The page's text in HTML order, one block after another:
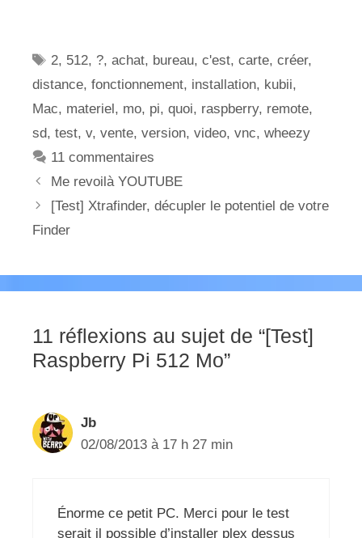
Étiquettes
2, 512, ?,achat, bureau,c'est,carte,créer,
distance, fonctionnement, installation, kubii,
Mac, materiel , mo, pi, quoi, raspberry, remote,
sd, test, v, vente, version, video, vnc, wheezy
11 commentaires
Me revoilà YOUTUBE
[Test] Xtrafinder, décupler le potentiel de votre
Finder
11 réflexions au sujet de “[Test]
Raspberry Pi 512 Mo”
Jb
02/08/2013 à 17 h 27 min
Énorme ce petit PC. Merci pour le test
serait il possible d’installer plex dessus